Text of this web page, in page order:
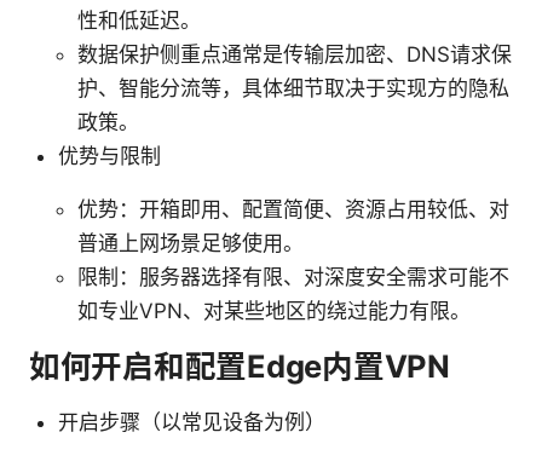
性和低延迟。
数据保护侧重点通常是传输层加密、DNS请求保
护、智能分流等，具体细节取决于实现方的隐私
政策。
优势与限制
优势：开箱即用、配置简便、资源占用较低、对
普通上网场景足够使用。
限制：服务器选择有限、对深度安全需求可能不
如专业VPN、对某些地区的绕过能力有限。
如何开启和配置Edge内置VPN
开启步骤（以常见设备为例）